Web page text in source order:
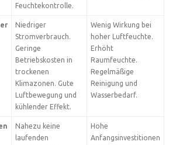
Feuchtekontrolle.
Niedriger
Stromverbrauch.
Geringe
Betriebskosten in
trockenen
Klimazonen. Gute
Luftbewegung und
kühlender Effekt.
Wenig Wirkung bei
hoher Luftfeuchte.
Erhöht
Raumfeuchte.
Regelmäßige
Reinigung und
Wasserbedarf.
Nahezu keine
laufenden
Hohe
Anfangsinvestitionen